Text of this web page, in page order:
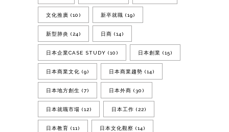
文化推廣 (10) 新卒就職 (19)
新型肺炎 (24) 日商 (14)
日本企業CASE STUDY (10) 日本創業 (15)
日本商業文化 (9) 日本商業趨勢 (14)
日本地方創生 (7) 日本外商 (30)
日本就職市場 (12) 日本工作 (22)
日本教育 (11) 日本文化觀察 (14)